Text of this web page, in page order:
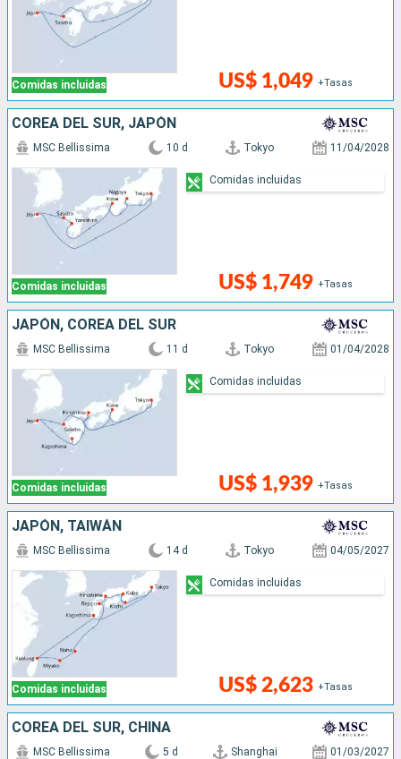
Comidas incluidas US$ 1,049 +Tasas
COREA DEL SUR, JAPÓN
Comidas incluidas
MSC Bellissima 10 d Tokyo 11/04/2028
US$ 1,749 +Tasas
Comidas incluidas
JAPÓN, COREA DEL SUR
Comidas incluidas
MSC Bellissima 11 d Tokyo 01/04/2028
US$ 1,939 +Tasas
Comidas incluidas
JAPÓN, TAIWÁN
Comidas incluidas
MSC Bellissima 14 d Tokyo 04/05/2027
US$ 2,623 +Tasas
Comidas incluidas
COREA DEL SUR, CHINA
MSC Bellissima 5 d Shanghai 01/03/2027